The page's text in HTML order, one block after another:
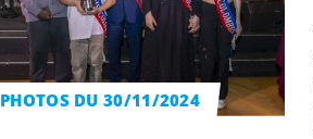
PHOTOS DU 30/11/2024